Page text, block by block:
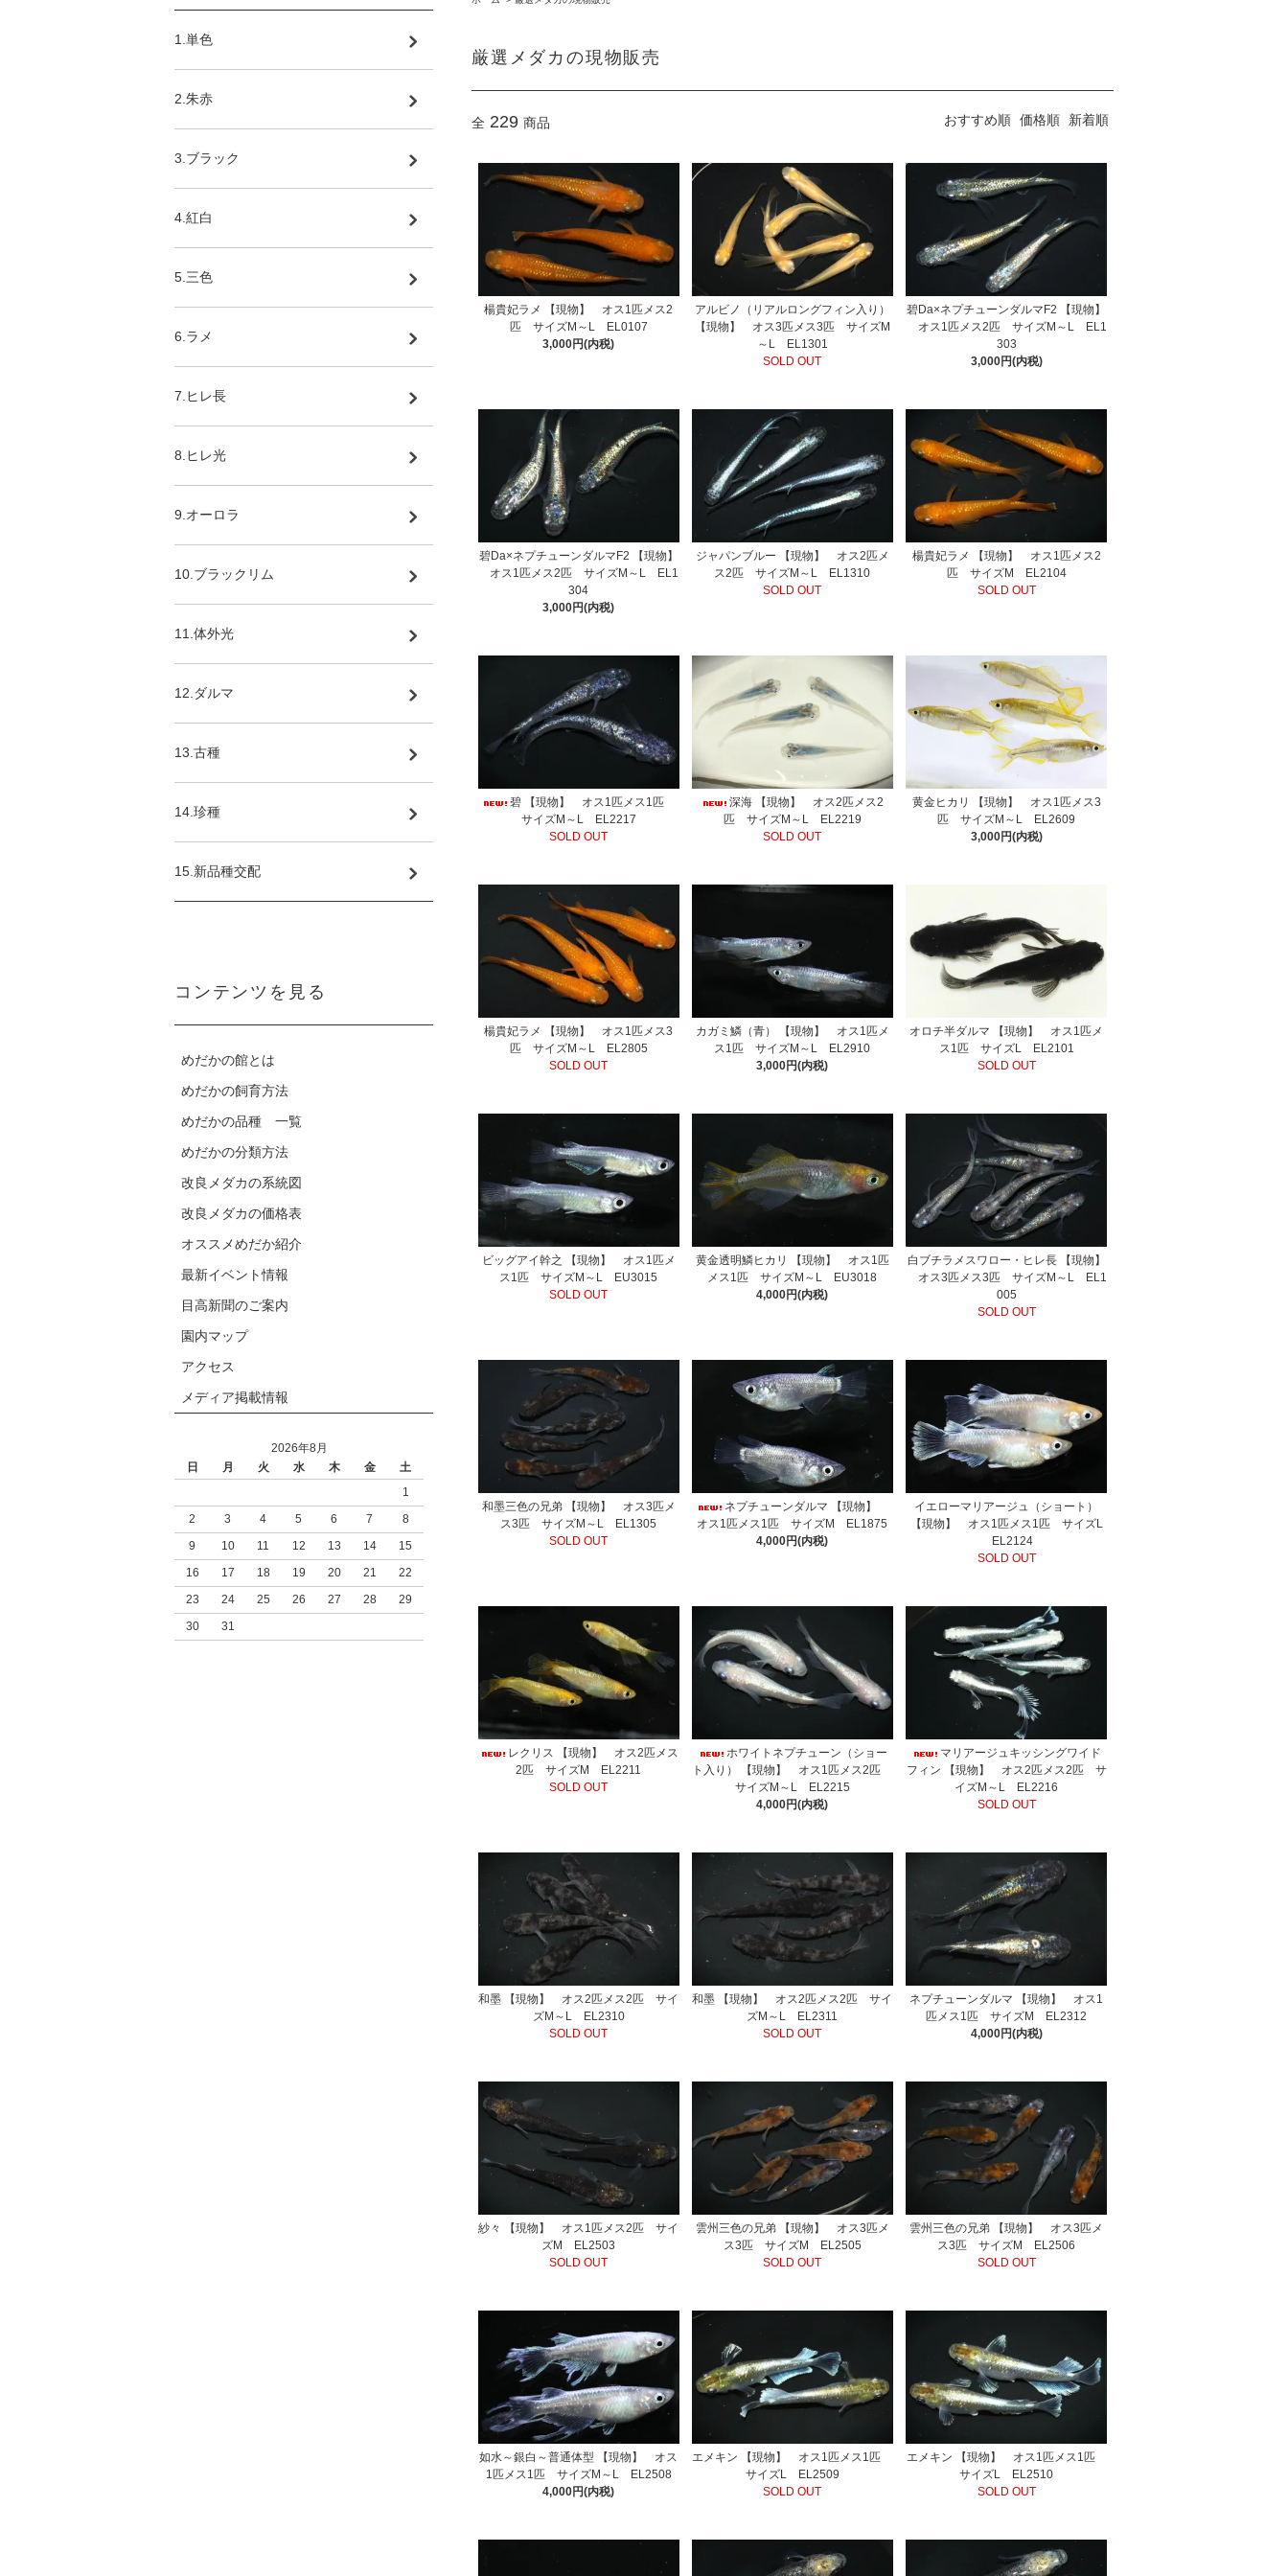
厳選メダカの現物販売
全 229 商品 おすすめ順 価格順 新着順
楊貴妃ラメ 【現物】 オス1匹メス2
匹 サイズM～L EL0107
3,000円(内税)
アルビノ（リアルロングフィン入り）
【現物】 オス3匹メス3匹 サイズM
～L EL1301
SOLD OUT
碧Da×ネプチューンダルマF2 【現物】
オス1匹メス2匹 サイズM～L EL1
303
3,000円(内税)
碧Da×ネプチューンダルマF2 【現物】
オス1匹メス2匹 サイズM～L EL1
304
3,000円(内税)
ジャパンブルー 【現物】 オス2匹メ
ス2匹 サイズM～L EL1310
SOLD OUT
楊貴妃ラメ 【現物】 オス1匹メス2
匹 サイズM EL2104
SOLD OUT
碧 【現物】 オス1匹メス1匹
サイズM～L EL2217
SOLD OUT
深海 【現物】 オス2匹メス2
匹 サイズM～L EL2219
SOLD OUT
黄金ヒカリ 【現物】 オス1匹メス3
匹 サイズM～L EL2609
3,000円(内税)
楊貴妃ラメ 【現物】 オス1匹メス3
匹 サイズM～L EL2805
SOLD OUT
カガミ鱗（青） 【現物】 オス1匹メ
ス1匹 サイズM～L EL2910
3,000円(内税)
オロチ半ダルマ 【現物】 オス1匹メ
ス1匹 サイズL EL2101
SOLD OUT
ビッグアイ幹之 【現物】 オス1匹メ
ス1匹 サイズM～L EU3015
SOLD OUT
黄金透明鱗ヒカリ 【現物】 オス1匹
メス1匹 サイズM～L EU3018
4,000円(内税)
白ブチラメスワロー・ヒレ長 【現物】
オス3匹メス3匹 サイズM～L EL1
005
SOLD OUT
和墨三色の兄弟 【現物】 オス3匹メ
ス3匹 サイズM～L EL1305
SOLD OUT
ネプチューンダルマ 【現物】
オス1匹メス1匹 サイズM EL1875
4,000円(内税)
イエローマリアージュ（ショート）
【現物】 オス1匹メス1匹 サイズL
EL2124
SOLD OUT
レクリス 【現物】 オス2匹メス
2匹 サイズM EL2211
SOLD OUT
ホワイトネプチューン（ショー
ト入り） 【現物】 オス1匹メス2匹
サイズM～L EL2215
4,000円(内税)
マリアージュキッシングワイド
フィン 【現物】 オス2匹メス2匹 サ
イズM～L EL2216
SOLD OUT
和墨 【現物】 オス2匹メス2匹 サイ
ズM～L EL2310
SOLD OUT
和墨 【現物】 オス2匹メス2匹 サイ
ズM～L EL2311
SOLD OUT
ネプチューンダルマ 【現物】 オス1
匹メス1匹 サイズM EL2312
4,000円(内税)
紗々 【現物】 オス1匹メス2匹 サイ
ズM EL2503
SOLD OUT
雲州三色の兄弟 【現物】 オス3匹メ
ス3匹 サイズM EL2505
SOLD OUT
雲州三色の兄弟 【現物】 オス3匹メ
ス3匹 サイズM EL2506
SOLD OUT
如水～銀白～普通体型 【現物】 オス
1匹メス1匹 サイズM～L EL2508
4,000円(内税)
エメキン 【現物】 オス1匹メス1匹
サイズL EL2509
SOLD OUT
エメキン 【現物】 オス1匹メス1匹
サイズL EL2510
SOLD OUT
1.単色
2.朱赤
3.ブラック
4.紅白
5.三色
6.ラメ
7.ヒレ長
8.ヒレ光
9.オーロラ
10.ブラックリム
11.体外光
12.ダルマ
13.古種
14.珍種
15.新品種交配
コンテンツを見る
めだかの館とは
めだかの飼育方法
めだかの品種 一覧
めだかの分類方法
改良メダカの系統図
改良メダカの価格表
オススメめだか紹介
最新イベント情報
目高新聞のご案内
園内マップ
アクセス
メディア掲載情報
2026年8月
日
月 火 水 木 金
土
1
2
3 4 5 6 7
8
9
10 11 12 13 14
15
16
17 18 19 20 21
22
23
24 25 26 27 28
29
30
31